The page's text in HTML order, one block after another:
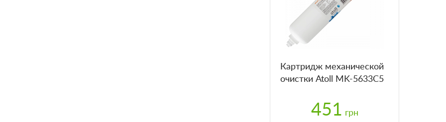
Картридж механической
очистки Atoll MK-5633C5
451 грн